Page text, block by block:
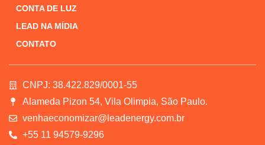
CONTA DE LUZ
LEAD NA MÍDIA
CONTATO
CNPJ: 38.422.829/0001-55
Alameda Pizon 54, Vila Olimpia, São Paulo.
venhaeconomizar@leadenergy.com.br
+55 11 94579-9296